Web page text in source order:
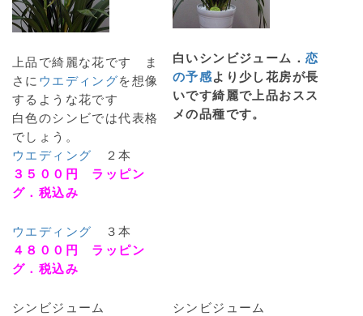
上品で綺麗な花です ま
さに ウエディングを想像
するような花です
白色のシンビでは代表格
でしょう。
ウエディング ２本
３５００円 ラッピン
グ．税込み
ウエディング ３本
４８００円 ラッピン
グ．税込み
白いシンビジューム．恋
の予感より少し花房が長
いです綺麗で上品おスス
メの品種です。
シンビジューム シンビジューム